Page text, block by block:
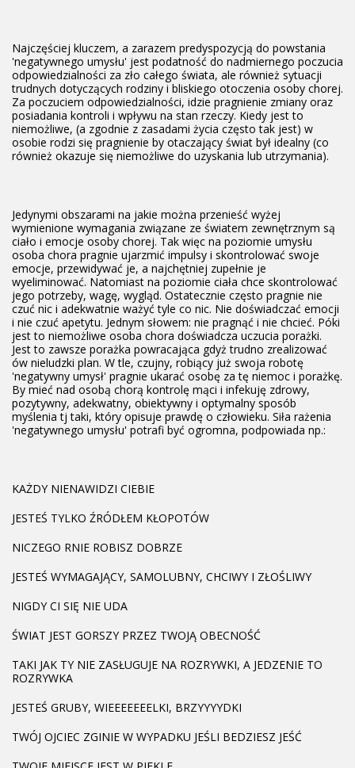
Najczęściej kluczem, a zarazem predyspozycją do powstania
'negatywnego umysłu' jest podatność do nadmiernego poczucia
odpowiedzialności za zło całego świata, ale również sytuacji
trudnych dotyczących rodziny i bliskiego otoczenia osoby chorej.
Za poczuciem odpowiedzialności, idzie pragnienie zmiany oraz
posiadania kontroli i wpływu na stan rzeczy. Kiedy jest to
niemożliwe, (a zgodnie z zasadami życia często tak jest) w
osobie rodzi się pragnienie by otaczający świat był idealny (co
również okazuje się niemożliwe do uzyskania lub utrzymania).
Jedynymi obszarami na jakie można przenieść wyżej
wymienione wymagania związane ze światem zewnętrznym są
ciało i emocje osoby chorej. Tak więc na poziomie umysłu
osoba chora pragnie ujarzmić impulsy i skontrolować swoje
emocje, przewidywać je, a najchętniej zupełnie je
wyeliminować. Natomiast na poziomie ciała chce skontrolować
jego potrzeby, wagę, wygląd. Ostatecznie często pragnie nie
czuć nic i adekwatnie ważyć tyle co nic. Nie doświadczać emocji
i nie czuć apetytu. Jednym słowem: nie pragnąć i nie chcieć. Póki
jest to niemożliwe osoba chora doświadcza uczucia porażki.
Jest to zawsze porażka powracająca gdyż trudno zrealizować
ów nieludzki plan. W tle, czujny, robiący już swoja robotę
'negatywny umysł' pragnie ukarać osobę za tę niemoc i porażkę.
By mieć nad osobą chorą kontrolę mąci i infekuję zdrowy,
pozytywny, adekwatny, obiektywny i optymalny sposób
myślenia tj taki, który opisuje prawdę o człowieku. Siła rażenia
'negatywnego umysłu' potrafi być ogromna, podpowiada np.:
KAŻDY NIENAWIDZI CIEBIE
JESTEŚ TYLKO ŹRÓDŁEM KŁOPOTÓW
NICZEGO RNIE ROBISZ DOBRZE
JESTEŚ WYMAGAJĄCY, SAMOLUBNY, CHCIWY I ZŁOŚLIWY
NIGDY CI SIĘ NIE UDA
ŚWIAT JEST GORSZY PRZEZ TWOJĄ OBECNOŚĆ
TAKI JAK TY NIE ZASŁUGUJE NA ROZRYWKI, A JEDZENIE TO
ROZRYWKA
JESTEŚ GRUBY, WIEEEEEEELKI, BRZYYYYDKI
TWÓJ OJCIEC ZGINIE W WYPADKU JEŚLI BEDZIESZ JEŚĆ